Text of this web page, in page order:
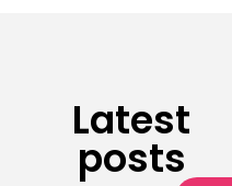
Latest
posts